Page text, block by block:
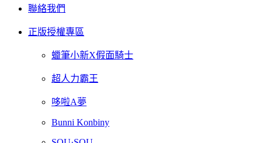
聯絡我們
正版授權專區
蠟筆小新X假面騎士
超人力霸王
哆啦A夢
Bunni Konbiny